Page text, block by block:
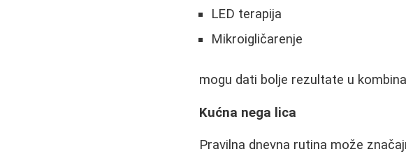
LED terapija
Mikroigličarenje
mogu dati bolje rezultate u
Kućna nega lica
Pravilna dnevna rutina može